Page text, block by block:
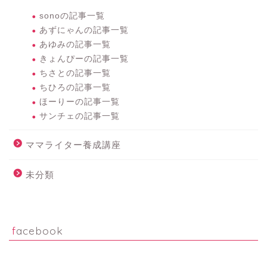
sonoの記事一覧
あずにゃんの記事一覧
あゆみの記事一覧
きょんぴーの記事一覧
ちさとの記事一覧
ちひろの記事一覧
ほーりーの記事一覧
サンチェの記事一覧
ママライター養成講座
未分類
facebook